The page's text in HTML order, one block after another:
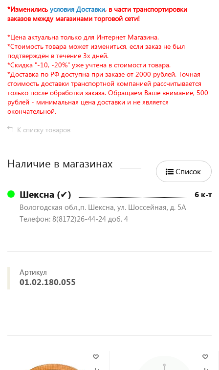
*Изменились условия Доставки, в части транспортировки
заказов между магазинами торговой сети!
*Цена актуальна только для Интернет Магазина.
*Стоимость товара может измениться, если заказ не был
подтверждён в течение 3х дней.
*Скидка "-10, -20%" уже учтена в стоимости товара.
*Доставка по РФ доступна при заказе от 2000 рублей. Точная
стоимость доставки транспортной компанией рассчитывается
только после обработки заказа. Обращаем Ваше внимание, 500
рублей - минимальная цена доставки и не является
окончательной.
К списку товаров
Наличие в магазинах
Список
Шексна (✔) 6 к-т
Вологодская обл.,п. Шексна, ул. Шоссейная, д. 5А
Телефон: 8(8172)26-44-24 доб. 4
Артикул
01.02.180.055